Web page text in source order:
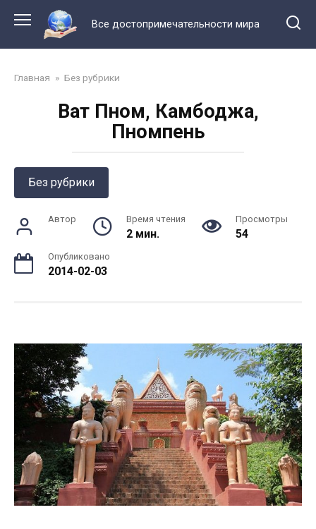
контенту
Все достопримечательности мира
Главная » Без рубрики
Ват Пном, Камбоджа,
Пномпень
Без рубрики
Автор Время чтения
2 мин.
Просмотры
54
Опубликовано
2014-02-03